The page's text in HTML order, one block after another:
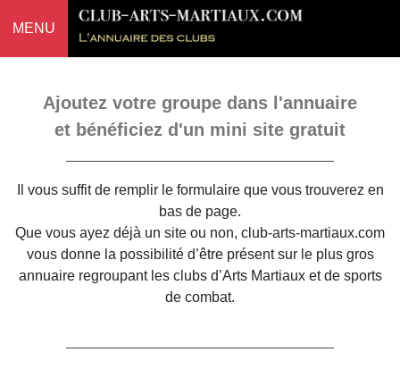
MENU
Ajoutez votre groupe dans l'annuaire
et bénéficiez d'un mini site gratuit
Il vous suffit de remplir le formulaire que vous trouverez en
bas de page.
Que vous ayez déjà un site ou non, club-arts-martiaux.com
vous donne la possibilité d’être présent sur le plus gros
annuaire regroupant les clubs d’Arts Martiaux et de sports
de combat.